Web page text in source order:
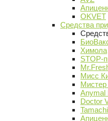
OKVET
Средства
Химола
STOP-
Мисс
Anymal
Doctor
Tamachi